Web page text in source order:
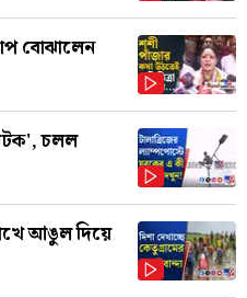
বোঝালেন
চলল
আঙুল দিয়ে